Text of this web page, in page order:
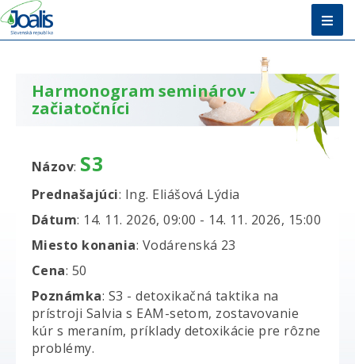
Metóda
Vzdelávanie
O nás + Kontakty
Poradňa
Harmonogram seminárov -
začiatočníci
Názov: S3
Prednašajúci: Ing. Eliášová Lýdia
Dátum: 14. 11. 2026, 09:00 - 14. 11. 2026, 15:00
Miesto konania: Vodárenská 23
Cena: 50
Poznámka: S3 - detoxikačná taktika na
prístroji Salvia s EAM-setom, zostavovanie
kúr s meraním, príklady detoxikácie pre rôzne
problémy.